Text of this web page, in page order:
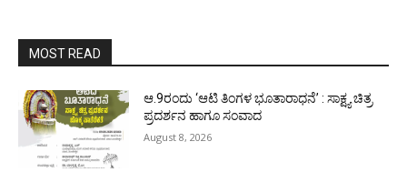
MOST READ
ಆ.9ರಂದು ‘ಆಟಿ ತಿಂಗಳ ಭೂತಾರಾಧನೆ’ : ಸಾಕ್ಷ್ಯ ಚಿತ್ರ
ಪ್ರದರ್ಶನ ಹಾಗೂ ಸಂವಾದ
August 8, 2026